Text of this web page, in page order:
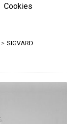
Cookies
> SIGVARD